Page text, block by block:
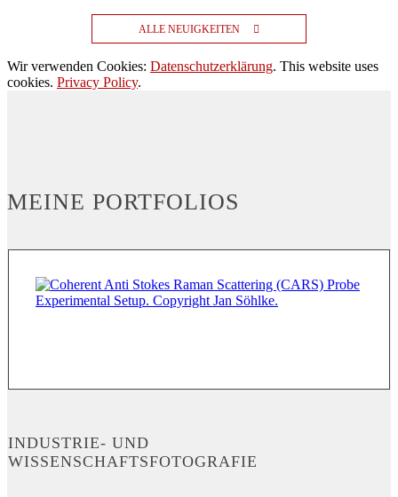
ALLE NEUIGKEITEN
Wir verwenden Cookies: Datenschutzerklärung. This website uses
cookies. Privacy Policy.
MEINE PORTFOLIOS
INDUSTRIE- UND
WISSENSCHAFTSFOTOGRAFIE